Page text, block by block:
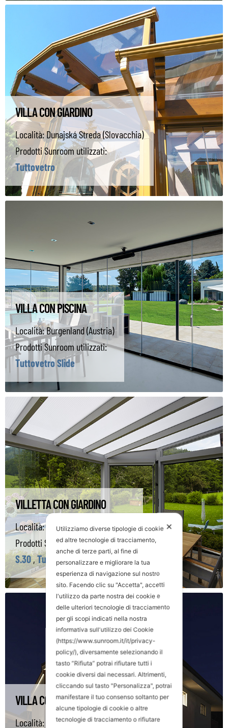
VILLA CON GIARDINO
Località:Dunajská Streda (Slovacchia)
Prodotti Sunroom utilizzati:
Tuttovetro
VILLA CON PISCINA
Località:Burgenland (Austria)
Prodotti Sunroom utilizzati:
Tuttovetro Slide
VILLETTA CON GIARDINO
Località: Niederösterreich (Austria)
Prodotti Sunroom utilizzati:
S.30,Tuttovetro Slide
VILLA CON PISCINA
Località: Faenza
✕
Utilizziamo diverse tipologie di cookie
ed altre tecnologie di tracciamento,
anche di terze parti, al fine di
personalizzare e migliorare la tua
esperienza di navigazione sul nostro
sito. Facendo clic su "Accetta", accetti
l'utilizzo da parte nostra dei cookie e
delle ulteriori tecnologie di tracciamento
per gli scopi indicati nella nostra
informativa sull'utilizzo dei Cookie
(https://www.sunroom.it/it/privacy-
policy/), diversamente selezionando il
tasto “Rifiuta” potrai rifiutare tutti i
cookie diversi dai necessari. Altrimenti,
cliccando sul tasto "Personalizza", potrai
manifestare il tuo consenso soltanto per
alcune tipologie di cookie o altre
tecnologie di tracciamento o rifiutare